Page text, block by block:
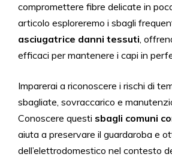
compromettere fibre delicate in
articolo esploreremo i sbagli
asciugatrice danni tessuti,
efficaci per mantenere i capi in
Imparerai a riconoscere i rischi di
sbagliate, sovraccarico e
Conoscere questi sbagli comuni
aiuta a preservare il guardaroba e
dell’elettrodomestico nel contesto